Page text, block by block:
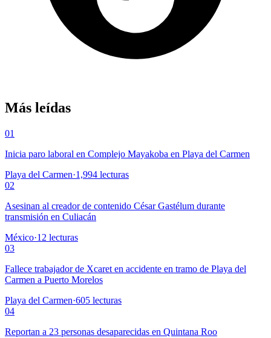
Más leídas
01
Inicia paro laboral en Complejo Mayakoba en Playa del Carmen
Playa del Carmen·1,994 lecturas
02
Asesinan al creador de contenido César Gastélum durante
transmisión en Culiacán
México·12 lecturas
03
Fallece trabajador de Xcaret en accidente en tramo de Playa del
Carmen a Puerto Morelos
Playa del Carmen·605 lecturas
04
Reportan a 23 personas desaparecidas en Quintana Roo